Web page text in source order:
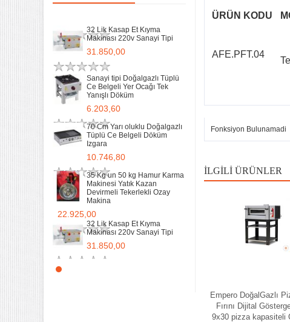
9.400,00
Sanayi Tip Yonca Waffle
Makinası Değişir Plaka Çap
17,5
11.897,78
32 Lik Kasap Et Kıyma
Makinası 220v Sanayi Tipi
31.850,00
Sanayi tipi Doğalgazlı Tüplü
Ce Belgeli Yer Ocağı Tek
Yanışlı Döküm
6.203,60
70 Cm Yarı oluklu Doğalgazlı
Tüplü Ce Belgeli Döküm
Izgara
10.746,80
35 Kg un 50 kg Hamur Karma
Makinesi Yatık Kazan
Devirmeli Tekerlekli Ozay
Makina
22.925,00
32 Lik Kasap Et Kıyma
Makinası 220v Sanayi Tipi
31.850,00
ÜRÜN KODU
AFE.PFT.04
Fonksiyon Bulunamadi
İLGILI ÜRÜNLER
Empero DoğalGazlı
Fırını Dijital
9x30 pizza kapasiteli